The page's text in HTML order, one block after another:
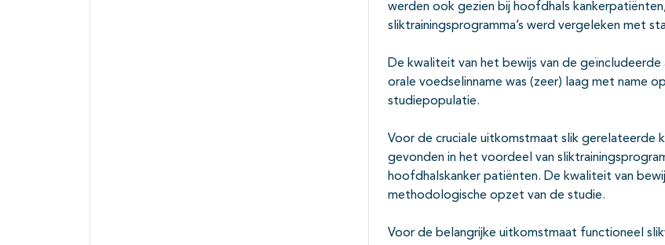
werden ook gezien bij hoofdhals
sliktrainingsprogramma’s werd vergeleken met
De kwaliteit van het bewijs van de
orale voedselinname was (zeer) laag met name
studiepopulatie.
Voor de cruciale uitkomstmaat slik gerelateerde
gevonden in het voordeel van
hoofdhalskanker patiënten. De kwaliteit van
methodologische opzet van de studie.
Voor de belangrijke uitkomstmaat functioneel